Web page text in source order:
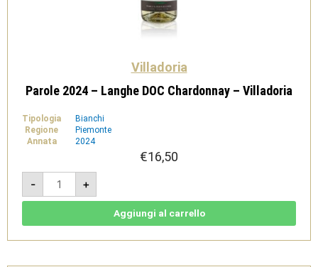
Villadoria
Parole 2024 – Langhe DOC Chardonnay – Villadoria
Tipologia
Bianchi
Regione
Piemonte
Annata
2024
€16,50
-
Parole
2024
-
Langhe
Villadoria
+
Aggiungi al carrello